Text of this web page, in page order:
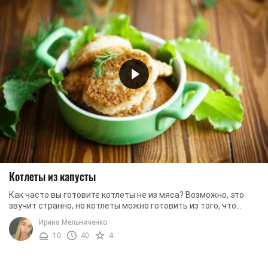
Котлеты из капусты
Как часто вы готовите котлеты не из мяса? Возможно, это
звучит странно, но котлеты можно готовить из того, что
найдется в каждом холодильнике – из ...
Ирина Мельниченко
10
40 4